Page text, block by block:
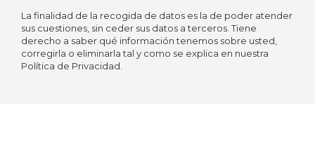
La finalidad de la recogida de datos es la de poder atender
sus cuestiones, sin ceder sus datos a terceros. Tiene
derecho a saber qué información tenemos sobre usted,
corregirla o eliminarla tal y como se explica en nuestra
Política de Privacidad.